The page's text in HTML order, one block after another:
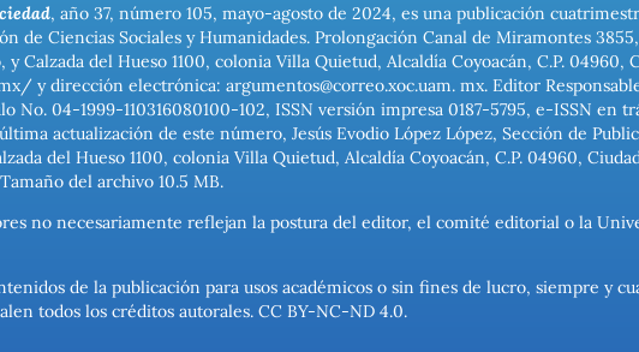
, año 37, número 105, mayo-agosto de 2024, es una publicación
de Ciencias Sociales y Humanidades. Prolongación Canal de Miramontes
y Calzada del Hueso 1100, colonia Villa Quietud, Alcaldía Coyoacán, C.P.
y dirección electrónica: argumentos@correo.xoc.uam. mx. Editor
No. 04-1999-110316080100-102, ISSN versión impresa 0187-5795, e-ISSN
actualización de este número, Jesús Evodio López López, Sección de
del Hueso 1100, colonia Villa Quietud, Alcaldía Coyoacán, C.P. 04960,
del archivo 10.5 MB.
no necesariamente reflejan la postura del editor, el comité editorial o la
de la publicación para usos académicos o sin fines de lucro, siempre y
todos los créditos autorales. CC BY-NC-ND 4.0.